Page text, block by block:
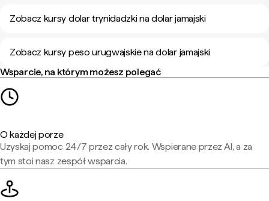
Zobacz kursy dolar trynidadzki na dolar jamajski
Zobacz kursy peso urugwajskie na dolar jamajski
Wsparcie, na którym możesz polegać
O każdej porze
Uzyskaj pomoc 24/7 przez cały rok. Wspierane przez AI, a za
tym stoi nasz zespół wsparcia.